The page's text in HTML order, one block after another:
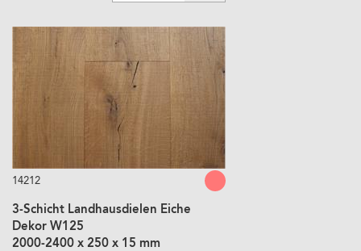
14212
3-Schicht Landhausdielen Eiche
Dekor W125
2000-2400 x 250 x 15 mm